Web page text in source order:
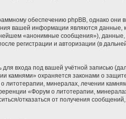
обеспечению phpBB, однако они
вашей информации являются данные,
«анонимные сообщения»), данные,
регистрации и авторизации (в
входа под вашей учётной записью
камнями» охраняется законами о
минералах, лечении
«Форум о литотерапии,
отказаться от получения